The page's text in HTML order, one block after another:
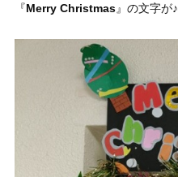
『Merry Christmas』の文字が♪